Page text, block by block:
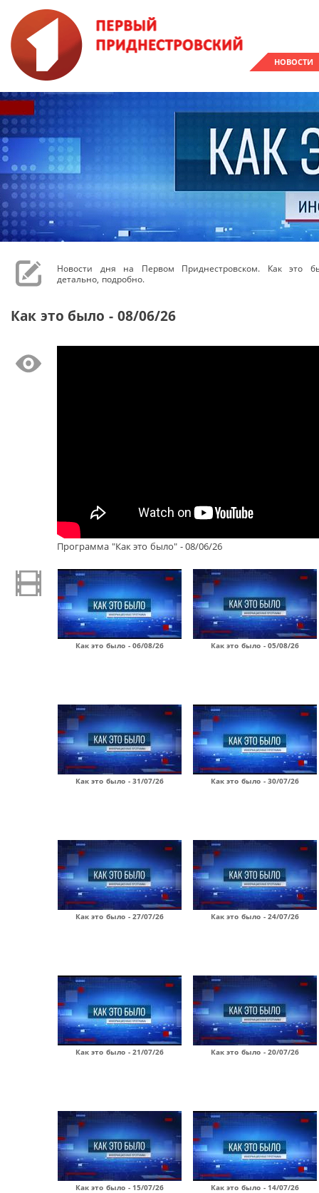
НОВОСТИ
Новости дня на Первом Приднестровском. Как это
детально, подробно.
Как это было - 08/06/26
Программа "Как это было" - 08/06/26
Как это было - 06/08/26 Как это было - 05/08/26
Как это было - 31/07/26 Как это было - 30/07/26
Как это было - 27/07/26 Как это было - 24/07/26
Как это было - 21/07/26 Как это было - 20/07/26
Как это было - 15/07/26 Как это было - 14/07/26